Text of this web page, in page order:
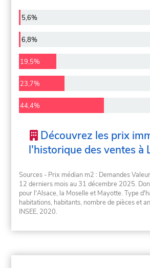
5,6%
6,8%
19,5%
23,7%
44,4%
Découvrez les prix
l'historique des ventes à
Sources - Prix médian m2 : Demandes
12 derniers mois au 31 décembre 2025.
pour l'Alsace, la Moselle et Mayotte. Type
habitations, habitants, nombre de pièces et
INSEE, 2020.